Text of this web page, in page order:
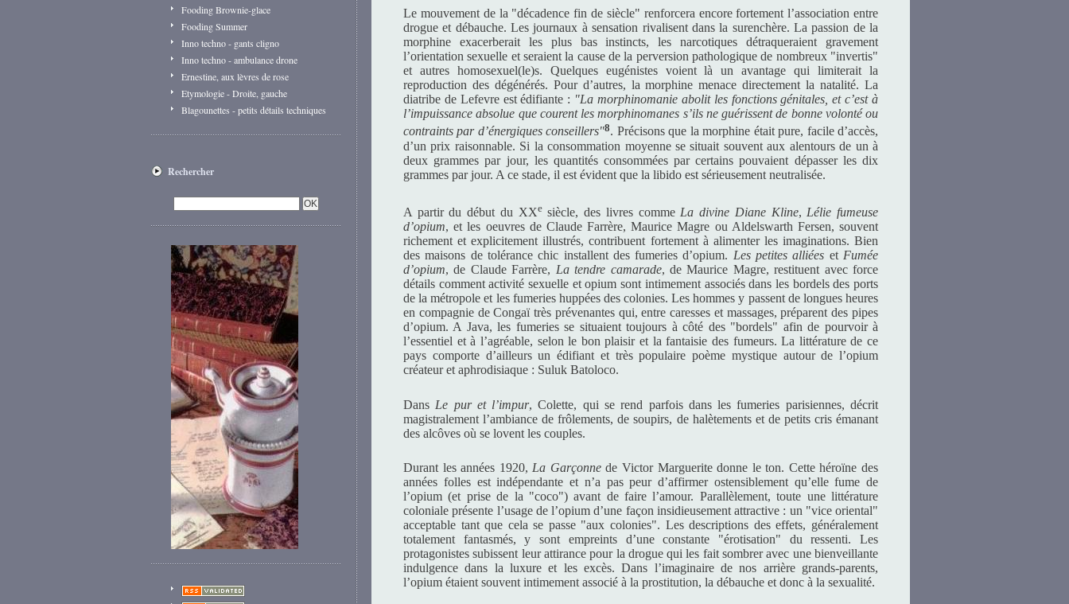
Fooding Brownie-glace
Fooding Summer
Inno techno - gants cligno
Inno techno - ambulance drone
Ernestine, aux lèvres de rose
Etymologie - Droite, gauche
Blagounettes - petits détails techniques
Rechercher
Le mouvement de la "décadence fin de siècle" renforcera encore fortement l’association entre
drogue et débauche. Les journaux à sensation rivalisent dans la surenchère. La passion de la
morphine exacerberait les plus bas instincts, les narcotiques détraqueraient gravement
l’orientation sexuelle et seraient la cause de la perversion pathologique de nombreux "invertis"
et autres homosexuel(le)s. Quelques eugénistes voient là un avantage qui limiterait la
reproduction des dégénérés. Pour d’autres, la morphine menace directement la natalité. La
diatribe de Lefevre est édifiante : "La morphinomanie abolit les fonctions génitales, et c’est à
l’impuissance absolue que courent les morphinomanes s’ils ne guérissent de bonne volonté ou
contraints par d’énergiques conseillers"8. Précisons que la morphine était pure, facile d’accès,
d’un prix raisonnable. Si la consommation moyenne se situait souvent aux alentours de un à
deux grammes par jour, les quantités consommées par certains pouvaient dépasser les dix
grammes par jour. A ce stade, il est évident que la libido est sérieusement neutralisée.
A partir du début du XXesiècle, des livres comme La divine Diane Kline, Lélie fumeuse
d’opium, et les oeuvres de Claude Farrère, Maurice Magre ou Aldelswarth Fersen, souvent
richement et explicitement illustrés, contribuent fortement à alimenter les imaginations. Bien
des maisons de tolérance chic installent des fumeries d’opium. Les petites alliées et Fumée
d’opium, de Claude Farrère, La tendre camarade, de Maurice Magre, restituent avec force
détails comment activité sexuelle et opium sont intimement associés dans les bordels des ports
de la métropole et les fumeries huppées des colonies. Les hommes y passent de longues heures
en compagnie de Congaï très prévenantes qui, entre caresses et massages, préparent des pipes
d’opium. A Java, les fumeries se situaient toujours à côté des "bordels" afin de pourvoir à
l’essentiel et à l’agréable, selon le bon plaisir et la fantaisie des fumeurs. La littérature de ce
pays comporte d’ailleurs un édifiant et très populaire poème mystique autour de l’opium
créateur et aphrodisiaque : Suluk Batoloco.
Dans Le pur et l’impur, Colette, qui se rend parfois dans les fumeries parisiennes, décrit
magistralement l’ambiance de frôlements, de soupirs, de halètements et de petits cris émanant
des alcôves où se lovent les couples.
Durant les années 1920, La Garçonnede Victor Marguerite donne le ton. Cette héroïne des
années folles est indépendante et n’a pas peur d’affirmer ostensiblement qu’elle fume de
l’opium (et prise de la "coco") avant de faire l’amour. Parallèlement, toute une littérature
coloniale présente l’usage de l’opium d’une façon insidieusement attractive : un "vice oriental"
acceptable tant que cela se passe "aux colonies". Les descriptions des effets, généralement
totalement fantasmés, y sont empreints d’une constante "érotisation" du ressenti. Les
protagonistes subissent leur attirance pour la drogue qui les fait sombrer avec une bienveillante
indulgence dans la luxure et les excès. Dans l’imaginaire de nos arrière grands-parents,
l’opium étaient souvent intimement associé à la prostitution, la débauche et donc à la sexualité.